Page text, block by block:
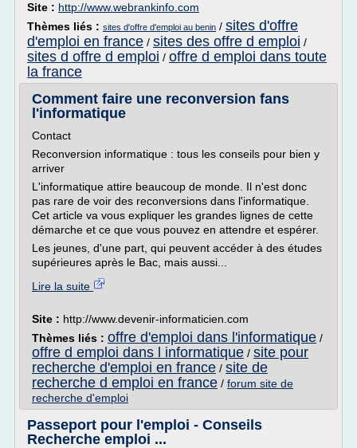
Site : http://www.webrankinfo.com
Thèmes liés : sites d'offre d'emploi au benin / sites d'offre
d'emploi en france / sites des offre d emploi /
sites d offre d emploi / offre d emploi dans toute
la france
Comment faire une reconversion fans
l'informatique
Contact
Reconversion informatique : tous les conseils pour bien y
arriver
L'informatique attire beaucoup de monde. Il n'est donc
pas rare de voir des reconversions dans l'informatique.
Cet article va vous expliquer les grandes lignes de cette
démarche et ce que vous pouvez en attendre et espérer.
Les jeunes, d'une part, qui peuvent accéder à des études
supérieures après le Bac, mais aussi...
Lire la suite
Site : http://www.devenir-informaticien.com
Thèmes liés : offre d'emploi dans l'informatique /
offre d emploi dans l informatique / site pour
recherche d'emploi en france / site de
recherche d emploi en france / forum site de
recherche d'emploi
Passeport pour l'emploi - Conseils
Recherche emploi ...